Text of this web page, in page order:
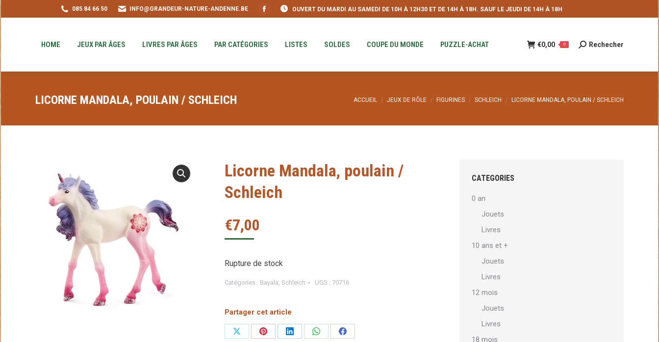
085 84 66 50 INFO@GRANDEUR-NATURE-ANDENNE.BE
Facebook
opens
OUVERT DU MARDI AU SAMEDI DE 10H À 12H30 ET DE 14H À 18H. SAUF LE JEUDI DE 14H À 18H
HOME JEUX PAR ÂGES LIVRES PAR ÂGES PAR CATÉGORIES LISTES SOLDES COUPE DU MONDE PUZZLE-ACHAT €0,00 0
Recherche
Rechecher
LICORNE MANDALA, POULAIN / SCHLEICH Vous êtes ici :
ACCUEIL JEUX DE RÔLE FIGURINES SCHLEICH LICORNE MANDALA, POULAIN / SCHLEICH
Licorne Mandala, poulain /
Schleich
€7,00
Rupture de stock
Catégories : Bayala, Schleich UGS : 70716
Partager cet article
PartagerPartagerPartagerPartagerPartager
CATEGORIES
0 an
Jouets
Livres
10 ans et +
Jouets
Livres
12 mois
Jouets
Livres
18 mois
HOME JEUX PAR ÂGES LIVRES PAR ÂGES PAR CATÉGORIES LISTES SOLDES COUPE DU MONDE
PUZZLE-ACHAT
: